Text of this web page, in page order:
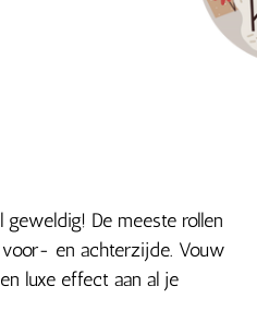
geweldig! De meeste rollen
en achterzijde. Vouw
luxe effect aan al je